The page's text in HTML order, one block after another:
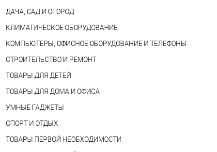
ДАЧА, САД И ОГОРОД
КЛИМАТИЧЕСКОЕ ОБОРУДОВАНИЕ
КОМПЬЮТЕРЫ, ОФИСНОЕ ОБОРУДОВАНИЕ И ТЕЛЕФОНЫ
СТРОИТЕЛЬСТВО И РЕМОНТ
ТОВАРЫ ДЛЯ ДЕТЕЙ
ТОВАРЫ ДЛЯ ДОМА И ОФИСА
УМНЫЕ ГАДЖЕТЫ
СПОРТ И ОТДЫХ
ТОВАРЫ ПЕРВОЙ НЕОБХОДИМОСТИ